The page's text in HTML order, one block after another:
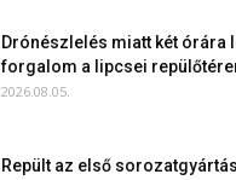
Drónészlelés miatt két órára
forgalom a lipcsei
2026.08.05.
Repült az első